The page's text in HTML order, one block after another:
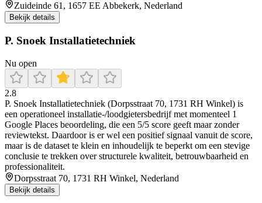
Zuideinde 61, 1657 EE Abbekerk, Nederland
Bekijk details
P. Snoek Installatietechniek
Nu open
2.8
P. Snoek Installatietechniek (Dorpsstraat 70, 1731 RH Winkel) is
een operationeel installatie-/loodgietersbedrijf met momenteel 1
Google Places beoordeling, die een 5/5 score geeft maar zonder
reviewtekst. Daardoor is er wel een positief signaal vanuit de score,
maar is de dataset te klein en inhoudelijk te beperkt om een stevige
conclusie te trekken over structurele kwaliteit, betrouwbaarheid en
professionaliteit.
Dorpsstraat 70, 1731 RH Winkel, Nederland
Bekijk details